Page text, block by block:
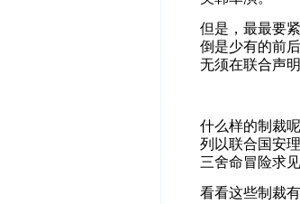
但是，最最要
倒是少有的前
无须在联合声
什么样的制裁
列以联合国安
三舍命冒险求
看看这些制裁